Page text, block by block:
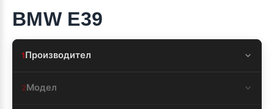
BMW E39
1Производител
2Модел